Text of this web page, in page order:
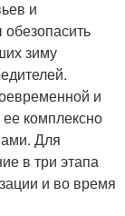
и
зиму
и
комплексно
Для
в три этапа
и во время